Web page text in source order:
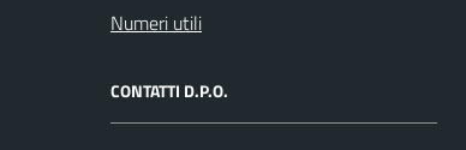
Numeri utili
CONTATTI D.P.O.